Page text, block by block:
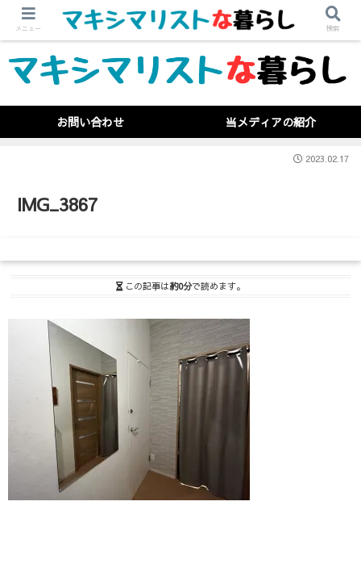
お問い合わせ 当メディアの紹介
IMG_3867
2023.02.17
この記事は約0分で読めます。
メニュー 検索